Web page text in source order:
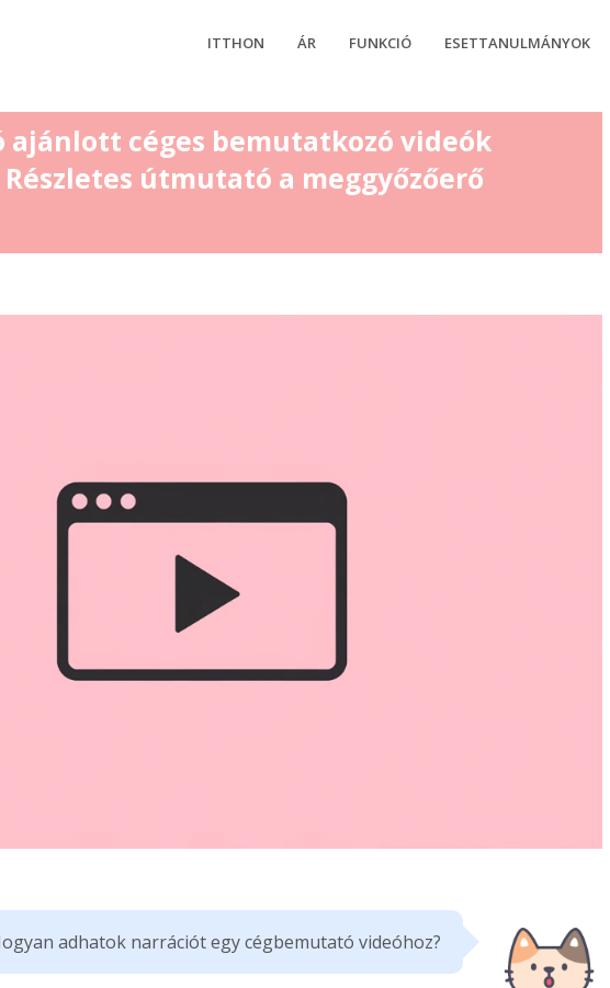
ITTHON ÁR FUNKCIÓ ESETTANULMÁNYOK
ajánlott céges bemutatkozó videók
útmutató a meggyőzőerő
adhatok narrációt egy cégbemutató videóhoz?